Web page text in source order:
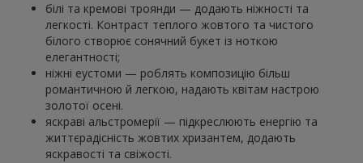
білі та кремові троянди — додають ніжності та
легкості. Контраст теплого жовтого та чистого
білого створює сонячний букет із ноткою
елегантності;
ніжні еустоми — роблять композицію більш
романтичною й легкою, надають квітам настрою
золотої осені.
яскраві альстромерії — підкреслюють енергію та
життєрадісність жовтих хризантем, додають
яскравості та свіжості.